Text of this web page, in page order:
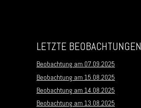
LETZTE BEOBACHTUNGEN
Beobachtung am 07.09.2025
Beobachtung am 15.08.2025
Beobachtung am 14.08.2025
Beobachtung am 13.08.2025